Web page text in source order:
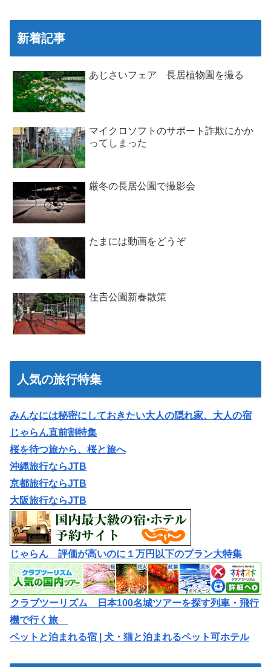
新着記事
あじさいフェア 長居植物園を撮る
マイクロソフトのサポート詐欺にかか
ってしまった
厳冬の長居公園で撮影会
たまには動画をどうぞ
住𠮷公園新春散策
人気の旅行特集
みんなには秘密にしておきたい大人の隠れ家、大人の宿
じゃらん直前割特集
桜を待つ旅から、桜と旅へ
沖縄旅行ならJTB
京都旅行ならJTB
大阪旅行ならJTB
じゃらん 評価が高いのに１万円以下のプラン大特集
クラブツーリズム 日本100名城ツアーを探す列車・飛行
機で行く旅
ペットと泊まれる宿 | 犬・猫と泊まれるペット可ホテル